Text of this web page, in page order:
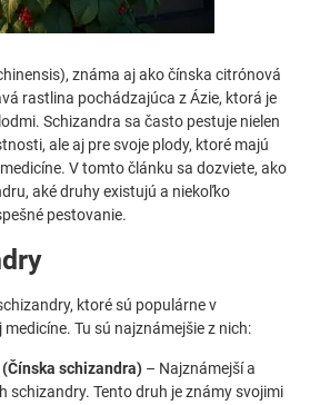
známa aj ako čínska citrónová
rastlina pochádzajúca z Ázie, ktorá je
Schizandra sa často pestuje nielen
ale aj pre svoje plody, ktoré majú
V tomto článku sa dozviete, ako
aké druhy existujú a niekoľko
pestovanie.
ktoré sú populárne v
Tu sú najznámejšie z nich:
schizandra) – Najznámejší a
schizandry. Tento druh je známy svojimi